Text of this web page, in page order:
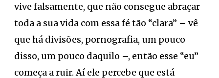
vive falsamente, que não consegue abraçar
toda a sua vida com essa fé tão “clara” – vê
que há divisões, pornografia, um pouco
disso, um pouco daquilo –, então esse “eu”
começa a ruir. Aí ele percebe que está